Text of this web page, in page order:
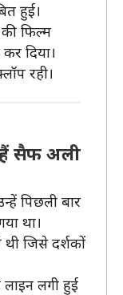
हुई।
फिल्म
दिया।
रही।
सैफ अली
पिछली बार
था।
जिसे दर्शकों
लगी हुई